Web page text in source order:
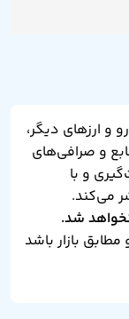
و ارزهای دیگر،
و صرافی‌های
و با
می‌کند.
شد.
بازار باشد